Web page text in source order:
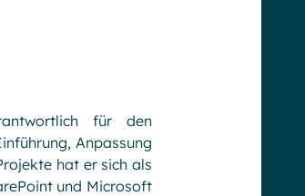
für den
Anpassung
hat er sich als
und Microsoft